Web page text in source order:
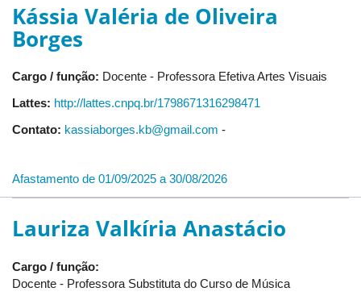
Kássia Valéria de Oliveira
Borges
Cargo / função: Docente - Professora Efetiva Artes Visuais
Lattes: http://lattes.cnpq.br/1798671316298471
Contato: kassiaborges.kb@gmail.com -
Afastamento de 01/09/2025 a 30/08/2026
Lauriza Valkíria Anastácio
Cargo / função:
Docente - Professora Substituta do Curso de Música